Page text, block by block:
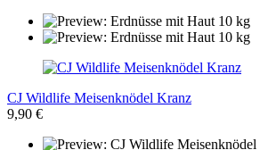
CJ Wildlife Meisenknödel Kranz
9,90 €